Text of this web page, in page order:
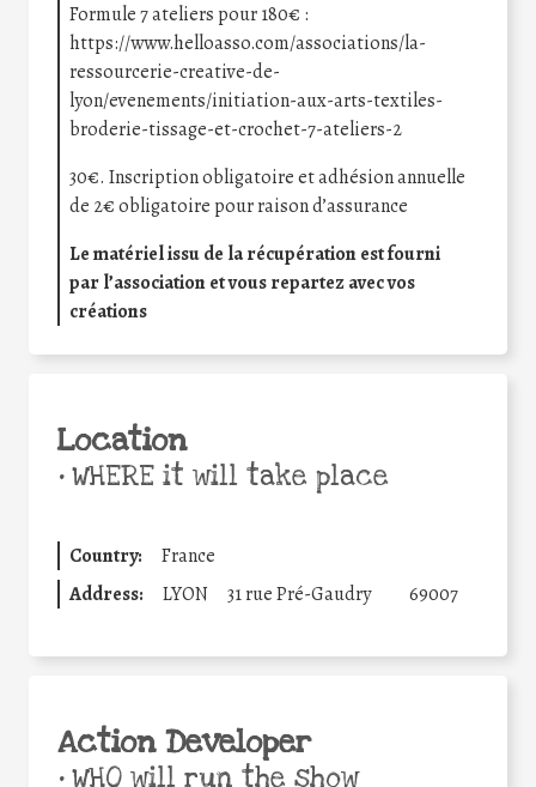
Formule 7 ateliers pour 180€ :
https://www.helloasso.com/associations/la-
ressourcerie-creative-de-
lyon/evenements/initiation-aux-arts-textiles-
broderie-tissage-et-crochet-7-ateliers-2
30€. Inscription obligatoire et adhésion annuelle
de 2€ obligatoire pour raison d’assurance
Le matériel issu de la récupération est fourni
par l’association et vous repartez avec vos
créations
Location
•WHERE it will take place
Country:
France
Address:
LYON 31 rue Pré-Gaudry 69007
Action Developer
•WHO will run the show